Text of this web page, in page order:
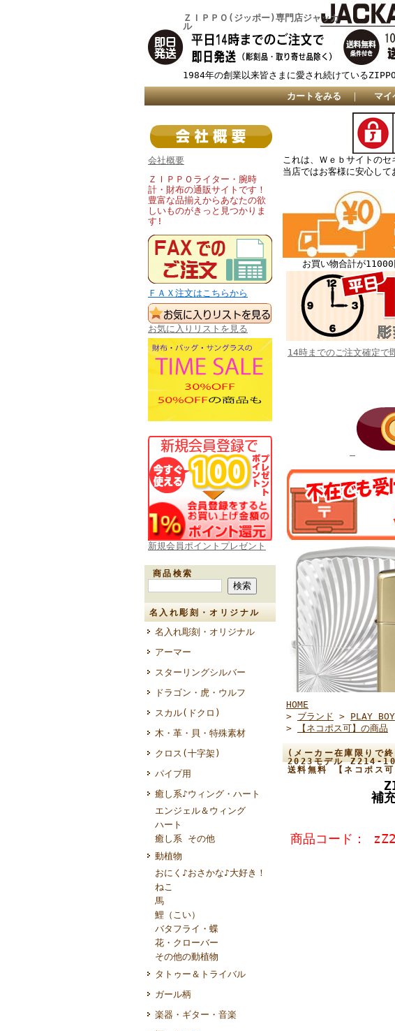
ＺＩＰＰＯ(ジッポー)専門店ジャッカ
ル
1984年の創業以来皆さまに愛され続けている
カートをみる ｜ マイ
会社概要
ＺＩＰＰＯライター・腕時
計・財布の通販サイトです！
豊富な品揃えからあなたの欲
しいものがきっと見つかりま
す!
ＦＡＸ注文はこちらから
お気に入りリストを見る
新規会員ポイントプレゼント
商品検索
名入れ彫刻・オリジナル
名入れ彫刻・オリジナル
アーマー
スターリングシルバー
ドラゴン・虎・ウルフ
スカル(ドクロ)
木・革・貝・特殊素材
クロス(十字架)
パイプ用
癒し系♪ウィング・ハート
エンジェル＆ウィング
ハート
癒し系 その他
動植物
おにく♪おさかな♪大好き！
ねこ
馬
鯉（こい）
バタフライ・蝶
花・クローバー
その他の動植物
タトゥー＆トライバル
ガール柄
楽器・ギター・音楽
これは、Ｗｅｂサイトのセ
当店ではお客様に安心して
お買い物合計が11000
14時までのご注文確定で
HOME
> ブランド > PLAY BOY
>
【ネコポス可】の商品
(メーカー在庫限り
2023モデル Z214-
送料無料 【ネコポス可
補
商品コード：